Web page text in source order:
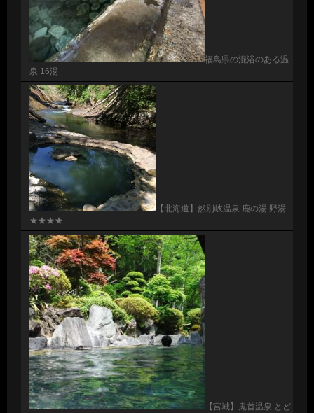
福島県の混浴のある温
泉 16湯
【北海道】然別峡温泉 鹿の湯 野湯
★★★★
【宮城】鬼首温泉 とど